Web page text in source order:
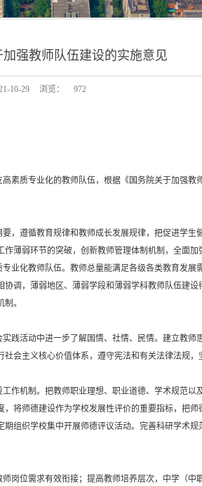
强教师队伍建设的实施意见
10-29 浏览： 972
质专业化的教师队伍，根据《国务院关于加强教
，遵循教育规律和教师成长发展规律，把促进学
薄弱环节的突破，创新教师管理体制机制，全面加
业化教师队伍。教师总量能满足各级各类教育发
调，薄弱地区、薄弱学段和薄弱学科教师队伍建
。
践活动中进一步了解国情、社情、民情。建立教
会主义核心价值体系，遵守宪法和有关法律法规
作机制。把教师职业理想、职业道德、学术规范以
将师德建设作为学校发展性评价的重要指标，把
组织学校集中开展师德评议活动。完善科研学术
位需求有效衔接；提高教师培养层次，中学（中